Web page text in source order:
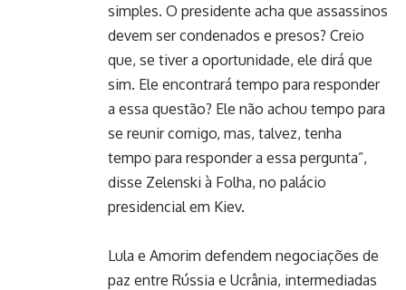
simples. O presidente acha que assassinos
devem ser condenados e presos? Creio
que, se tiver a oportunidade, ele dirá que
sim. Ele encontrará tempo para responder
a essa questão? Ele não achou tempo para
se reunir comigo, mas, talvez, tenha
tempo para responder a essa pergunta”,
disse Zelenski à Folha, no palácio
presidencial em Kiev.
Lula e Amorim defendem negociações de
paz entre Rússia e Ucrânia, intermediadas